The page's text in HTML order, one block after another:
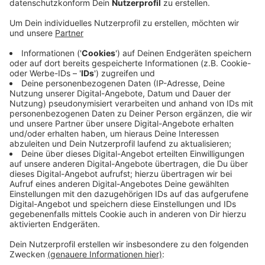
In Wülfrath startet am Kirchplatz zum 48. Mal der
Herzog-Wilhelm-Markt. In Hilden und in Langenfeld
starten die Weihnachtsmärkte.
Heute Nachmittag (16 Uhr) öffnet auch die
Eislaufbahn im Monheimer Sternenzauber. Auf dem
Eierplatz können alle kostenlos Schlittschuh fahren,
daneben steht das Winter-Chalet, wo man sich mit
Glühwein oder Winterpunsch aufwärmen kann.
Hierfindet ihr eine Übersicht der Weihnachtsmärkte.